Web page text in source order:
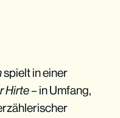
spielt in einer
Hirte – in Umfang,